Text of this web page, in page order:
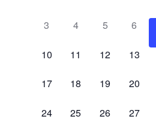
Veranstaltungen
0
3
0
4
0
5
0
6
0
10
0
11
0
12
0
13
0
17
0
18
0
19
0
20
0
24
0
25
0
26
0
27